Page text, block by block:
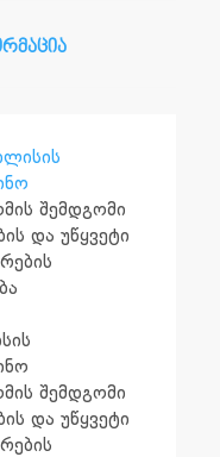
შემდგომი
და უწყვეტი
შემდგომი
და უწყვეტი